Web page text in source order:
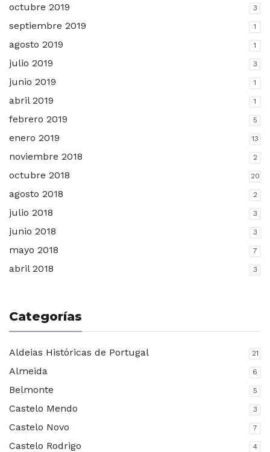
octubre 2019 3
septiembre 2019 1
agosto 2019 1
julio 2019 3
junio 2019 1
abril 2019 1
febrero 2019 5
enero 2019 13
noviembre 2018 2
octubre 2018 20
agosto 2018 2
julio 2018 3
junio 2018 3
mayo 2018 7
abril 2018 3
Categorías
Aldeias Históricas de Portugal 21
Almeida 6
Belmonte 5
Castelo Mendo 3
Castelo Novo 7
Castelo Rodrigo 4